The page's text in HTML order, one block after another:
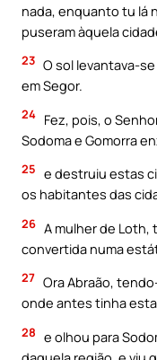
nada, enquanto tu lá
puseram àquela
23 O sol levantava-
em Segor.
24 Fez, pois, o
Sodoma e Gomorra
25 e destruiu estas
os habitantes das
26 A mulher de
convertida numa
27 Ora Abraão,
onde antes tinha
28 e olhou para